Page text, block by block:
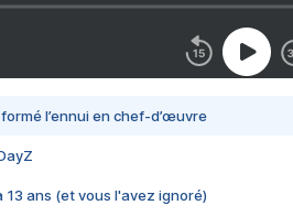
l’ennui en chef-d’œuvre
13 ans (et vous l'avez ignoré)